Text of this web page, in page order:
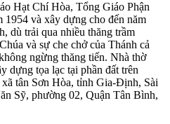
Hạt Chí Hòa, Tổng Giáo Phận
1954 và xây dựng cho đến năm
dù trải qua nhiều thăng trầm
và sự che chở của Thánh cả
ngừng thăng tiến. Nhà thờ
dựng tọa lạc tại phần đất trên
tân Sơn Hòa, tỉnh Gia-Định, Sài
Sỹ, phường 02, Quận Tân Bình,